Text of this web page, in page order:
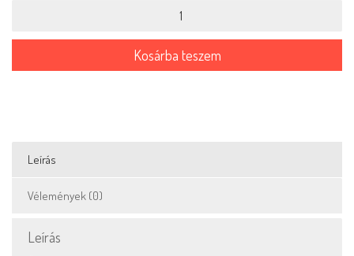
mennyiség
Kosárba teszem
Leírás
Vélemények (0)
Leírás